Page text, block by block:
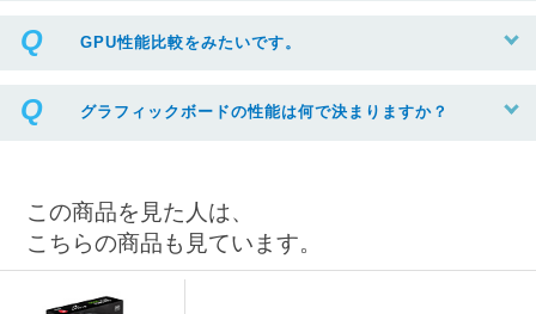
GPU性能比較をみたいです。
グラフィックボードの性能は何で決まりますか？
この商品を見た人は、
こちらの商品も見ています。